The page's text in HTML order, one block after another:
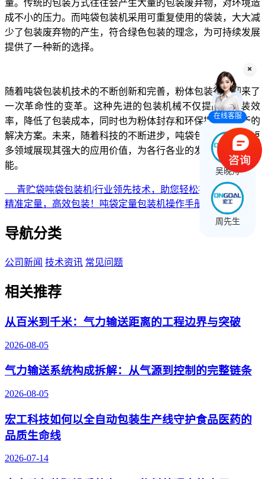
量。传统的包装方式往往会产生大量的包装废弃物，对环境造
成不小的压力。而吨袋包装机采用可重复使用的袋装，大大减
少了包装废弃物的产生，符合绿色包装的理念，为可持续发展
提供了一种新的选择。
随着吨袋包装机技术的不断创新和完善，粉体包装行业迎来了
一次革命性的变革。这种先进的包装机械不仅提高了包装效
率，降低了包装成本，同时也为粉体封存和环保提供了全新的
解决方案。未来，随着科技的不断进步，吨袋包装机必将在更
多领域展现其强大的应用价值，为各行各业的发展带来更多可
能。
青贮袋吨袋包装机|行业领先技术，助您轻松提升产能！
精准定量，高效包装！吨袋定量包装机操作手册
导航分类
公司新闻 技术资讯 常见问题
相关推荐
从百米到千米：气力输送距离的工程边界与突破
2026-08-05
气力输送系统构成拆解：从气源到控制的完整链条
2026-08-05
宏工科技如何以全自动包装生产线守护食品医药的
品质生命线
2026-07-14
在线客服
吴晚舟
周先生